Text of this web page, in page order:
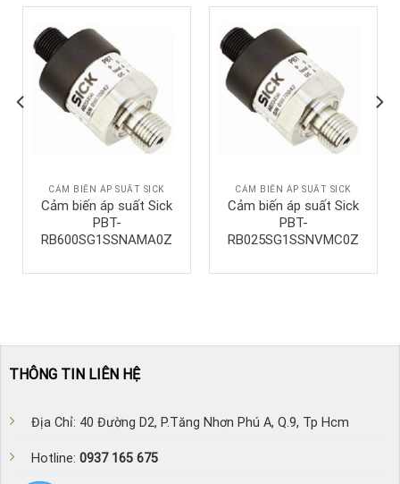
CẢM BIẾN ÁP SUẤT SICK
Cảm biến áp suất Sick
PBT-
RB600SG1SSNAMA0Z
CẢM BIẾN ÁP SUẤT SICK
Cảm biến áp suất Sick
PBT-
RB025SG1SSNVMC0Z
THÔNG TIN LIÊN HỆ
Địa Chỉ: 40 Đường D2, P.Tăng Nhơn Phú A, Q.9, Tp Hcm
Hotline: 0937 165 675